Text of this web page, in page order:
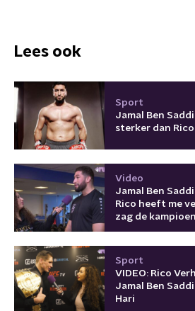
Lees ook
Sport
Jamal Ben
sterker dan
Video
Jamal Ben
Rico heeft me
zag de
Sport
VIDEO: Rico
Jamal Ben
Hari